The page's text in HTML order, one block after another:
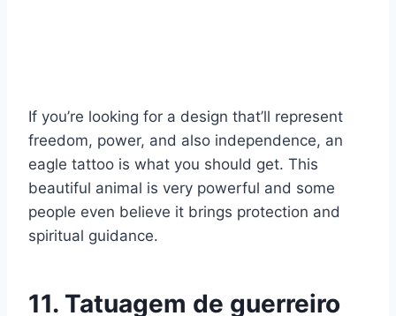
If you’re looking for a design that’ll represent
freedom, power, and also independence, an
eagle tattoo is what you should get. This
beautiful animal is very powerful and some
people even believe it brings protection and
spiritual guidance.
11. Tatuagem de guerreiro